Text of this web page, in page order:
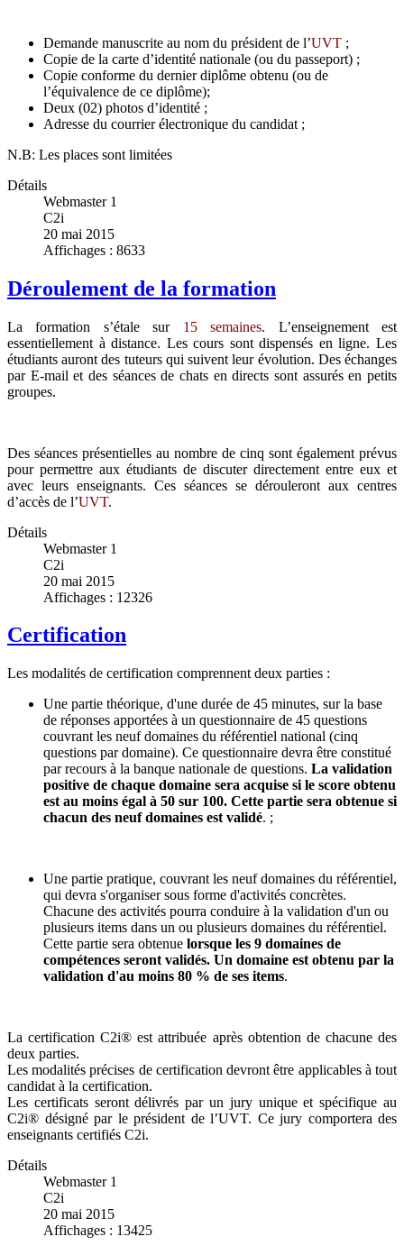
Demande manuscrite au nom du président de l’UVT ;
Copie de la carte d’identité nationale (ou du passeport) ;
Copie conforme du dernier diplôme obtenu (ou de
l’équivalence de ce diplôme);
Deux (02) photos d’identité ;
Adresse du courrier électronique du candidat ;
N.B: Les places sont limitées
Détails
Webmaster 1
C2i
20 mai 2015
Affichages : 8633
Déroulement de la formation
La formation s’étale sur 15 semaines. L’enseignement est
essentiellement à distance. Les cours sont dispensés en ligne. Les
étudiants auront des tuteurs qui suivent leur évolution. Des échanges
par E-mail et des séances de chats en directs sont assurés en petits
groupes.
Des séances présentielles au nombre de cinq sont également prévus
pour permettre aux étudiants de discuter directement entre eux et
avec leurs enseignants. Ces séances se dérouleront aux centres
d’accès de l’UVT.
Détails
Webmaster 1
C2i
20 mai 2015
Affichages : 12326
Certification
Les modalités de certification comprennent deux parties :
Une partie théorique, d'une durée de 45 minutes, sur la base
de réponses apportées à un questionnaire de 45 questions
couvrant les neuf domaines du référentiel national (cinq
questions par domaine). Ce questionnaire devra être constitué
par recours à la banque nationale de questions. La validation
positive de chaque domaine sera acquise si le score obtenu
est au moins égal à 50 sur 100. Cette partie sera obtenue si
chacun des neuf domaines est validé. ;
Une partie pratique, couvrant les neuf domaines du référentiel,
qui devra s'organiser sous forme d'activités concrètes.
Chacune des activités pourra conduire à la validation d'un ou
plusieurs items dans un ou plusieurs domaines du référentiel.
Cette partie sera obtenue lorsque les 9 domaines de
compétences seront validés. Un domaine est obtenu par la
validation d'au moins 80 % de ses items.
La certification C2i® est attribuée après obtention de chacune des
deux parties.
Les modalités précises de certification devront être applicables à tout
candidat à la certification.
Les certificats seront délivrés par un jury unique et spécifique au
C2i® désigné par le président de l’UVT. Ce jury comportera des
enseignants certifiés C2i.
Détails
Webmaster 1
C2i
20 mai 2015
Affichages : 13425